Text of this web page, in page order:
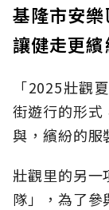
基隆市安
讓健走更
「2025壯觀
街遊行的形式
與，繽紛的服
壯觀里的另一
隊」，為了參